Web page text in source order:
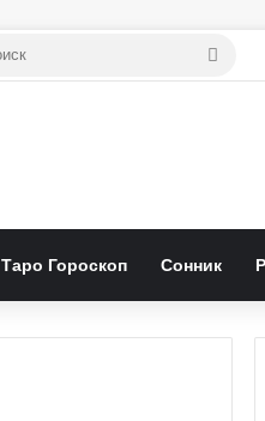
Таро Гороскоп Сонник